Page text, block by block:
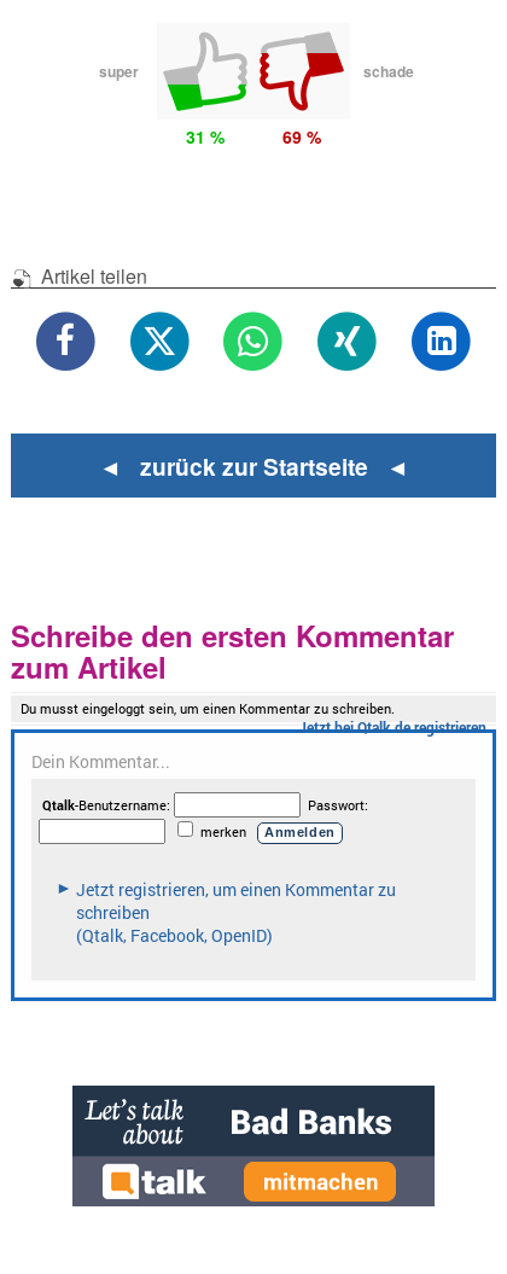
super schade
31 % 69 %
Artikel teilen
◄ zurück zur Startseite ◄
Schreibe den ersten Kommentar
zum Artikel